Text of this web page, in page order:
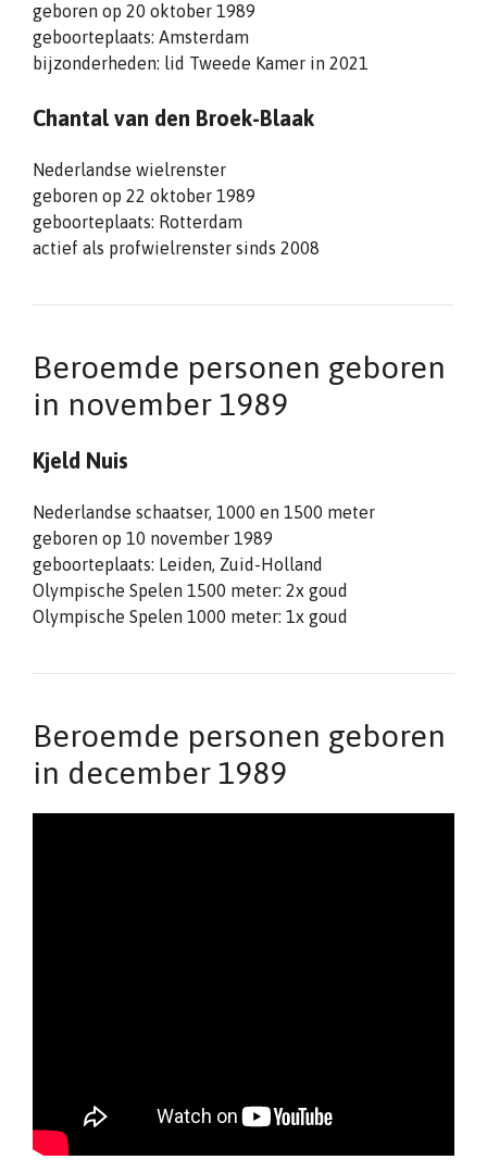
geboren op 20 oktober 1989
geboorteplaats: Amsterdam
bijzonderheden: lid Tweede Kamer in 2021
Chantal van den Broek-Blaak
Nederlandse wielrenster
geboren op 22 oktober 1989
geboorteplaats: Rotterdam
actief als profwielrenster sinds 2008
Beroemde personen geboren
in november 1989
Kjeld Nuis
Nederlandse schaatser, 1000 en 1500 meter
geboren op 10 november 1989
geboorteplaats: Leiden, Zuid-Holland
Olympische Spelen 1500 meter: 2x goud
Olympische Spelen 1000 meter: 1x goud
Beroemde personen geboren
in december 1989